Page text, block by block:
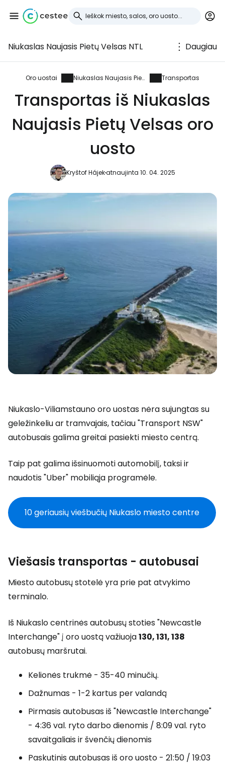
Niukaslas Naujasis Pietų Velsas NTL Daugiau
Oro uostai Niukaslas Naujasis Pietų Velsas Transportas
Transportas iš Niukaslas
Naujasis Pietų Velsas oro
uosto
Kryštof Hájekatnaujinta 10. 04. 2025
Niukaslo-Viliamstauno oro uostas nėra sujungtas su
geležinkeliu ar tramvajais, tačiau "Transport NSW"
autobusais galima greitai pasiekti miesto centrą.
Taip pat galima išsinuomoti automobilį, taksi ir
naudotis "Uber" mobiliąja programėle.
10 geriausių viešbučių Niukaslo miesto centre
Viešasis transportas - autobusai
Miesto autobusų stotelė yra prie pat atvykimo
terminalo.
Iš Niukaslo centrinės autobusų stoties "Newcastle
Interchange" į oro uostą važiuoja130, 131, 138
autobusų maršrutai.
Kelionės trukmė - 35-40 minučių.
Dažnumas - 1-2 kartus per valandą
Pirmasis autobusas iš "Newcastle Interchange"
- 4:36 val. ryto darbo dienomis / 8:09 val. ryto
savaitgaliais ir švenčių dienomis
Paskutinis autobusas iš oro uosto - 21:50 / 19:03
Prisijunkite prie
Cestee
... pasaulinė kelionių bendruomenė
Tęsti su Google
Tęsti su Facebook